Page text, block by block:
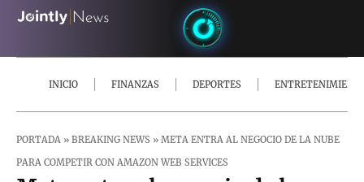
INICIO FINANZAS DEPORTES
PORTADA » BREAKING NEWS » META ENTRA AL NEGOCIO DE LA NUBE
PARA COMPETIR CON AMAZON WEB SERVICES